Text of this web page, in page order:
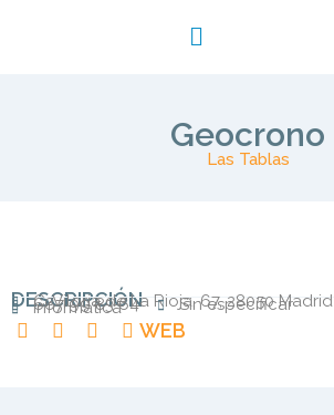
Geocrono
Las Tablas
DESCRIPCIÓN
C. Viloria de La Rioja, 67, 28050 Madrid
667 99 83 64 Sin especificar
Informática
WEB